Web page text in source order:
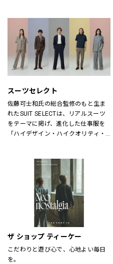
いたします。
スタッフにお気軽にお声かけくださ
い。
スーツセレクト
佐藤可士和氏の総合監修のもと生ま
れたSUIT SELECTは、リアルスーツ
をテーマに掲げ、進化した仕事服を
「ハイデザイン・ハイクオリティ・
しいビジネスユースな仕事服として
提案しています。
“選ぶ・着る・楽しむ”をテーマに
「合理的に選ぶ事」「楽しく選ぶ
事」その両者がまったく矛盾しない
事を証明する、スーツの新しい買い
方そのものをデザインしたショップ
です。
ザ ショップ ティーケー
こだわりと遊び心で、心地よい毎日
を。